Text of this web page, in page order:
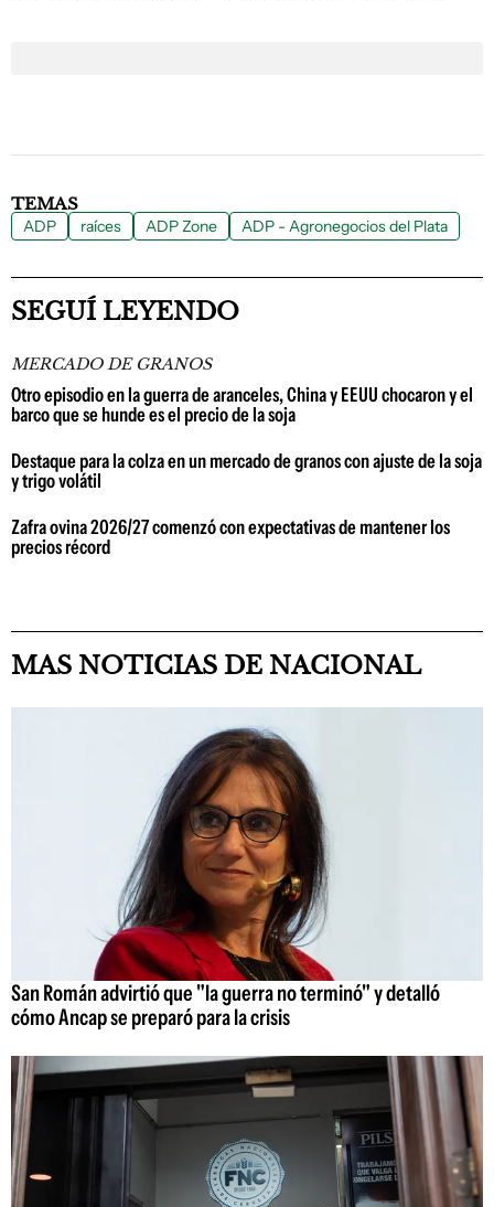
TEMAS
ADP raíces ADP Zone ADP - Agronegocios del Plata
SEGUÍ LEYENDO
MERCADO DE GRANOS
Otro episodio en la guerra de aranceles, China y EEUU chocaron y el
barco que se hunde es el precio de la soja
Destaque para la colza en un mercado de granos con ajuste de la soja
y trigo volátil
Zafra ovina 2026/27 comenzó con expectativas de mantener los
precios récord
MAS NOTICIAS DE NACIONAL
San Román advirtió que "la guerra no terminó" y detalló
cómo Ancap se preparó para la crisis